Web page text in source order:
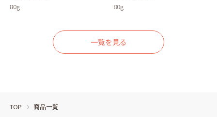
80g 80g
一覧を見る
TOP 商品一覧